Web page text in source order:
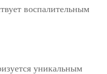
воспалительным
уникальным